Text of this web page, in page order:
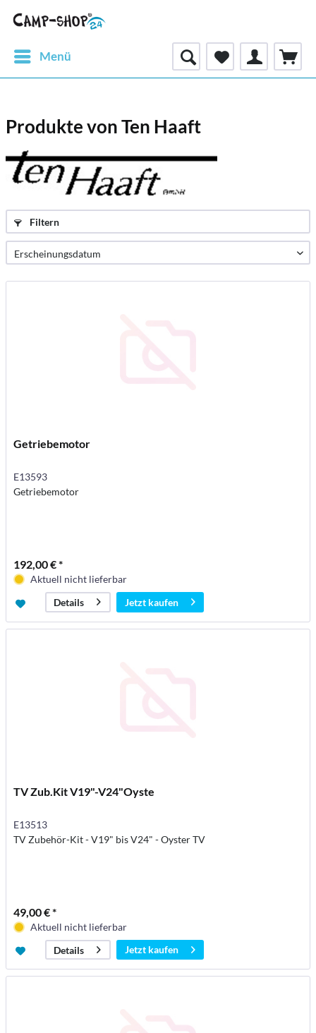
Menü
Produkte von Ten Haaft
Filtern
Getriebemotor
E13593
Getriebemotor
192,00 € *
Aktuell nicht lieferbar
Details
Jetzt kaufen
TV Zub.Kit V19"-V24"Oyste
E13513
TV Zubehör-Kit - V19" bis V24" - Oyster TV
49,00 € *
Aktuell nicht lieferbar
Details
Jetzt kaufen